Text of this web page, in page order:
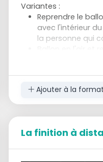
Variantes :
Reprendre le
avec l'intérieur
la personne qui
Ajouter à la
La finition à